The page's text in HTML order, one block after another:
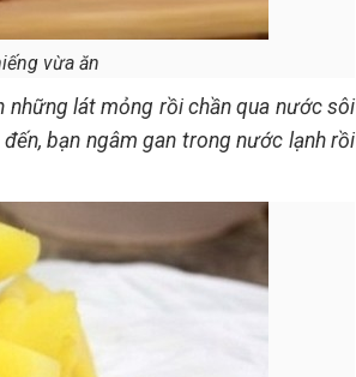
vừa ăn
những lát mỏng rồi chần qua nước sôi
bạn ngâm gan trong nước lạnh rồi